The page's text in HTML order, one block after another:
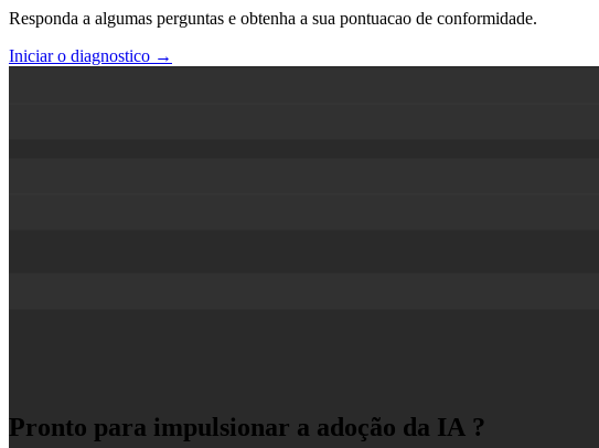
Responda a algumas perguntas e obtenha a sua pontuacao de conformidade.
Iniciar o diagnostico →
Pronto para impulsionar a adoção da IA ?